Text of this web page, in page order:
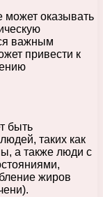
может оказывать
важным
привести к
быть
таких как
а также люди с
жиров